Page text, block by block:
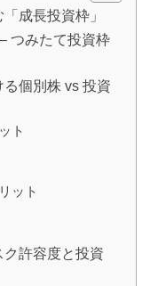
成長投資枠」
つみたて投資枠
る個別株 vs 投資
ト
ット
許容度と投資